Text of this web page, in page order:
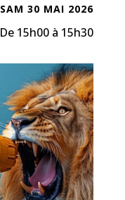
SAM 30 MAI 2026
De 15h00 à 15h30